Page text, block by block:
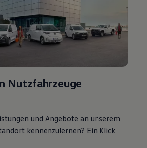
Nutzfahrzeuge
und Angebote an unserem
kennenzulernen? Ein Klick